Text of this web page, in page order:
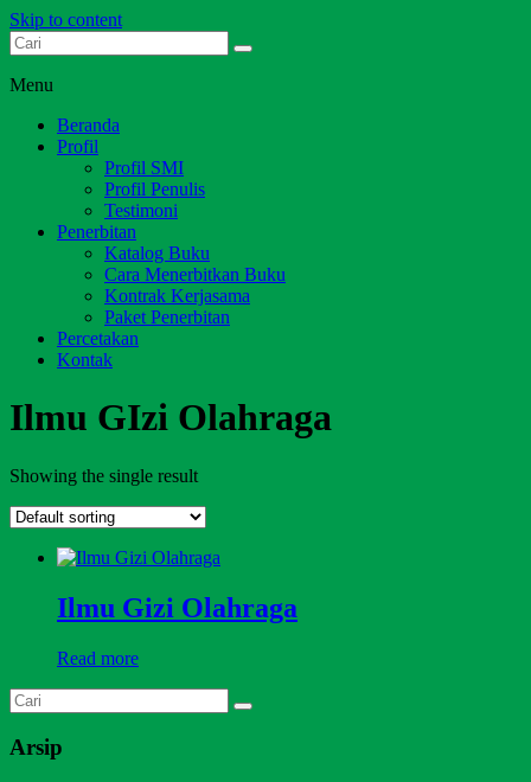
Skip to content
Dari Jambi untuk Indonesia
Menu
Beranda
Profil
Profil SMI
Profil Penulis
Testimoni
Penerbitan
Katalog Buku
Cara Menerbitkan Buku
Kontrak Kerjasama
Paket Penerbitan
Percetakan
Kontak
Ilmu GIzi Olahraga
Showing the single result
Ilmu Gizi Olahraga
Read more
Arsip